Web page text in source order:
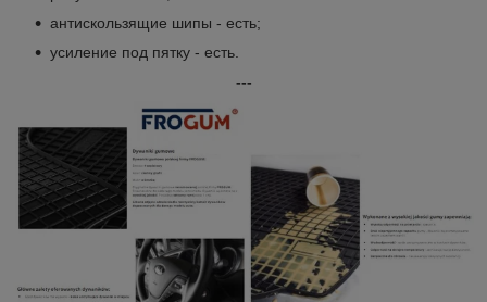
антискользящие шипы - есть;
усиление под пятку - есть.
---